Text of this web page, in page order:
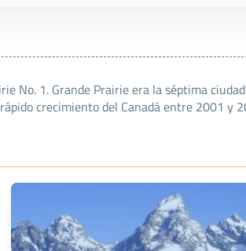
No. 1. Grande Prairie era la séptima
crecimiento del Canadá entre 2001 y